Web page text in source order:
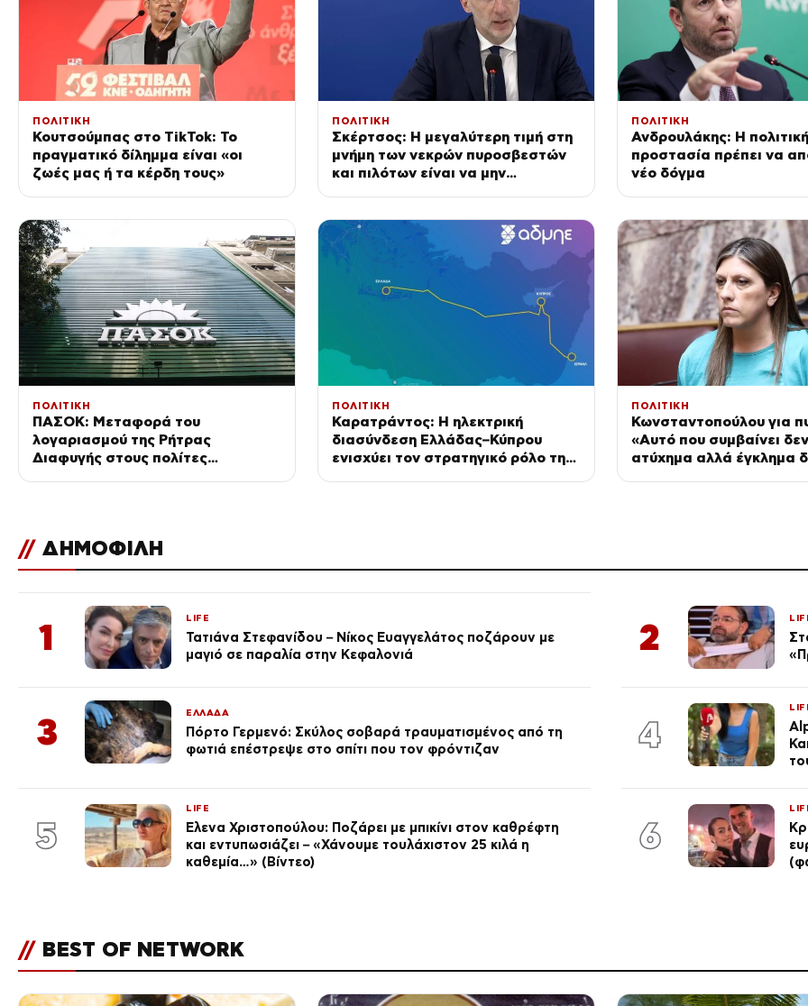
ΠΟΛΙΤΙΚΗ
Κουτσούμπας στο TikTok: Το
πραγματικό δίλημμα είναι «οι
ζωές μας ή τα κέρδη τους»
ΠΟΛΙΤΙΚΗ
Σκέρτσος: Η μεγαλύτερη τιμή στη
μνήμη των νεκρών πυροσβεστών
και πιλότων είναι να μην
ΠΟΛΙΤΙΚΗ
Ανδρουλάκης: Η πολιτική
προστασία πρέπει να
νέο δόγμα
ΠΟΛΙΤΙΚΗ
ΠΑΣΟΚ: Μεταφορά του
λογαριασμού της Ρήτρας
Διαφυγής στους πολίτες
ΠΟΛΙΤΙΚΗ
Καρατράντος: Η ηλεκτρική
διασύνδεση Ελλάδας–Κύπρου
ενισχύει τον στρατηγικό ρόλο της
ΠΟΛΙΤΙΚΗ
Κωνσταντοπούλου για
«Αυτό που συμβαίνει δεν
ατύχημα αλλά έγκλημα
// ΔΗΜΟΦΙΛΗ
1 LIFE
Τατιάνα Στεφανίδου – Νίκος Ευαγγελάτος ποζάρουν με
μαγιό σε παραλία στην Κεφαλονιά
2
3 ΕΛΛΑΔΑ
Πόρτο Γερμενό: Σκύλος σοβαρά τραυματισμένος από τη
φωτιά επέστρεψε στο σπίτι που τον φρόντιζαν
4
5
LIFE
Έλενα Χριστοπούλου: Ποζάρει με μπικίνι στον καθρέφτη
και εντυπωσιάζει – «Χάνουμε τουλάχιστον 25 κιλά η
καθεμία…» (Βίντεο)
6
// BEST OF NETWORK